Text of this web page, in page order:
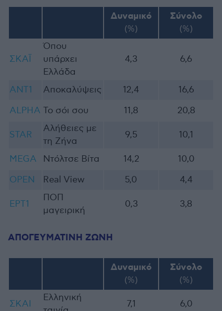
Δυναμικό
(%)
Σύνολο
(%)
ΣΚΑΪ
Όπου
υπάρχει
Ελλάδα
4,3 6,6
ΑΝΤ1 Αποκαλύψεις 12,4
16,6
ALPHA Το σόι σου 11,8 20,8
STAR
Αλήθειες με
τη Ζήνα
9,5 10,1
MEGA Ντόλτσε Βίτα 14,2
10,0
OPEN
Real View 5,0 4,4
ΕΡΤ1
ΠΟΠ
μαγειρική
0,3 3,8
ΑΠΟΓΕΥΜΑΤΙΝΗ ΖΩΝΗ
Δυναμικό
(%)
Σύνολο
(%)
ΣΚΑΙ
Ελληνική
7,1 6,0